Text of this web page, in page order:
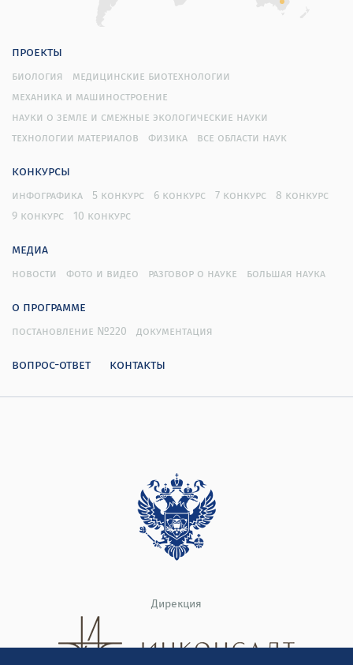
проекты
биология
медицинские биотехнологии
механика и машиностроение
науки о земле и смежные экологические науки
технологии материалов
физика все области наук
конкурсы
инфографика 5 конкурс 6 конкурс 7 конкурс
8 конкурс
9 конкурс
10 конкурс
медиа
новости фото и видео разговор о науке большая наука
о программе
постановление №220 документация
вопрос-ответ контакты
Дирекция